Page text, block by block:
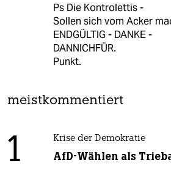
Ps Die Kontrolettis -
Sollen sich vom Acker
ENDGÜLTIG - DANKE -
DANNICHFÜR.
Punkt.
meistkommentiert
1 Krise der Demokratie
AfD-Wählen als